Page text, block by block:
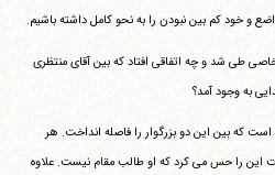
و خود کم بین نبودن را به نحو کامل داشته باشیم.
طی شد و چه اتفاقی افتاد که بین آقای منتظری
به وجود آمد؟
که بین این دو بزرگوار را فاصله انداخت. هر
این را حس می کرد که او طالب مقام نیست. علاوه